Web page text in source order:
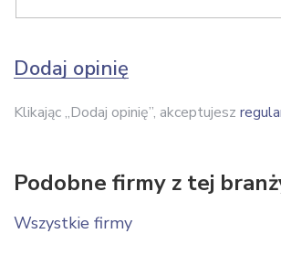
Dodaj opinię
Klikając „Dodaj opinię”, akceptujesz
Podobne firmy z tej
Wszystkie firmy